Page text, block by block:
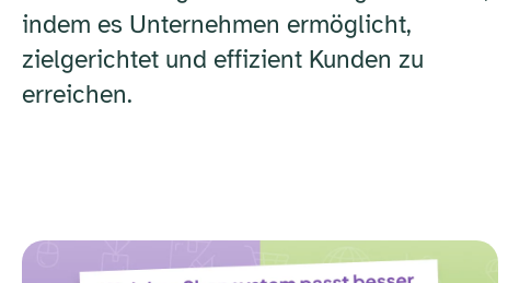
indem es Unternehmen ermöglicht,
zielgerichtet und effizient Kunden zu
erreichen.